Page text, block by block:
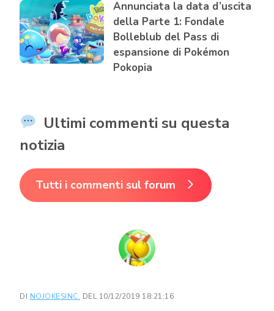
Annunciata la data d’uscita
della Parte 1: Fondale
Bolleblub del Pass di
espansione di Pokémon
Pokopia
Ultimi commenti su questa
notizia
Tutti i commenti sul forum
DI NOJOKESINC. DEL 10/12/2019 18:21:16